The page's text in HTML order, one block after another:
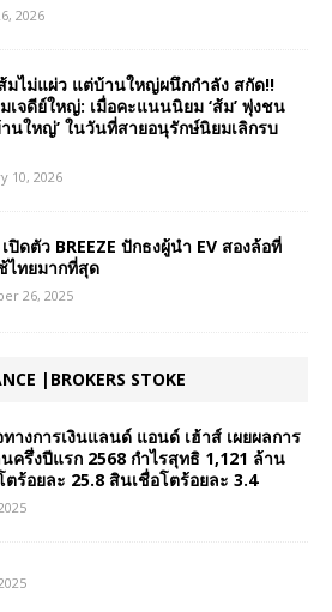
2026
มไม่แผ่ว แต่บ้านใหญ่ผนึกกำลัง สกัด!!
เจดีย์ใหญ่: เมื่อคะแนนนิยม ‘ส้ม’ พุ่งชน
านใหญ่’ ในวันที่สายอนุรักษ์นิยมเลิกรบ
10, 2026
ดตัว BREEZE ปักธงผู้นำ EV สองล้อที่
ไทยมากที่สุด
26, 2025
|BROKERS STOKE
างการเงินแลนด์ แอนด์ เฮ้าส์ เผยผลการ
ครึ่งปีแรก 2568 กำไรสุทธิ 1,121 ล้าน
ตร้อยละ 25.8 สินเชื่อโตร้อยละ 3.4